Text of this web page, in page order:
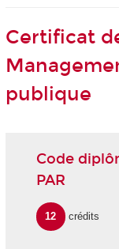
Certificat
publique
Code
PAR
12 crédits